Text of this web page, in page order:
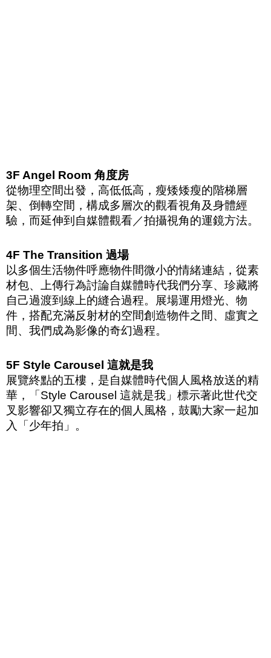
3F Angel Room 角度房
從物理空間出發，高低低高，瘦矮矮瘦的階梯層
架、倒轉空間，構成多層次的觀看視角及身體經
驗，而延伸到自媒體觀看／拍攝視角的運鏡方法。
4F The Transition 過場
以多個生活物件呼應物件間微小的情緒連結，從素
材包、上傳行為討論自媒體時代我們分享、珍藏將
自己過渡到線上的縫合過程。展場運用燈光、物
件，搭配充滿反射材的空間創造物件之間、虛實之
間、我們成為影像的奇幻過程。
5F Style Carousel 這就是我
展覽終點的五樓，是自媒體時代個人風格放送的精
華，「Style Carousel 這就是我」標示著此世代交
叉影響卻又獨立存在的個人風格，鼓勵大家一起加
入「少年拍」。